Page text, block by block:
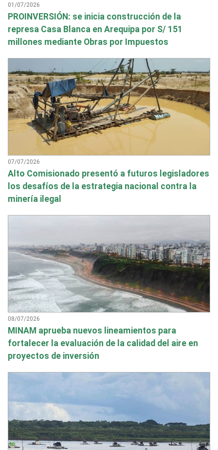
01/07/2026
PROINVERSIÓN: se inicia construcción de la
represa Casa Blanca en Arequipa por S/ 151
millones mediante Obras por Impuestos
07/07/2026
Alto Comisionado presentó a futuros legisladores
los desafíos de la estrategia nacional contra la
minería ilegal
08/07/2026
MINAM aprueba nuevos lineamientos para
fortalecer la evaluación de la calidad del aire en
proyectos de inversión